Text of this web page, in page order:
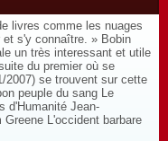
livres comme les nuages
et s'y connaître. » Bobin
un très interessant et utile
du premier où se
2007) se trouvent sur cette
peuple du sang Le
d'Humanité Jean-
L'occident barbare